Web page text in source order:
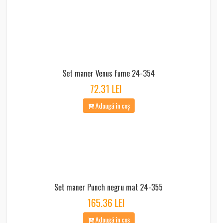
Set maner Venus fume 24-354
72.31 LEI
Adaugă în coș
Set maner Punch negru mat 24-355
165.36 LEI
Adaugă în coș